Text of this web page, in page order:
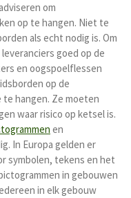
om
op te hangen. Niet te
als echt nodig is. Om
goed op de
en oogspoelflessen
op de
hangen. Ze moeten
waar risico op ketsel is.
en
In Europa gelden er
symbolen, tekens en het
in gebouwen
in elk gebouw